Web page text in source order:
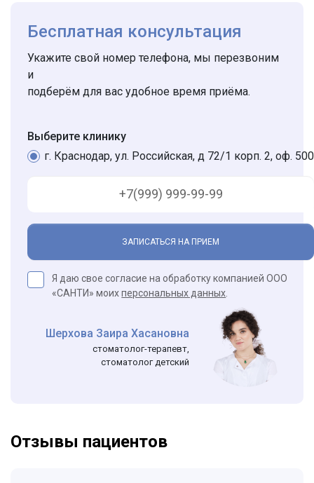
Бесплатная консультация
Укажите свой номер телефона, мы перезвоним
и
подберём для вас удобное время приёма.
Выберите клинику
г. Краснодар, ул. Российская, д 72/1 корп. 2, оф. 500
ЗАПИСАТЬСЯ НА ПРИЕМ
Я даю свое согласие на обработку компанией ООО
«САНТИ» моихперсональных данных
Шерхова Заира Хасановна
стоматолог-терапевт,
стоматолог детский
Отзывы пациентов